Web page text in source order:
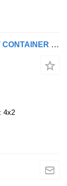
Mitsubishi Fuso Canter 7C18 BOX LIFT CONTAINER 1.HAND
4x2